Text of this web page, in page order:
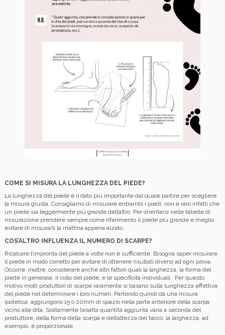
COME SI MISURA LA LUNGHEZZA DEL PIEDE?
La lunghezza del piede è il dato più importante dal quale partire per scegliere
la misura giusta. Consigliamo di misurare entrambi i piedi, non è raro infatti che
un piede sia leggermente più grande dell’altro. Per orientarsi nelle tabelle di
misurazione prendere sempre come riferimento il piede più grande e meglio
evitare di misurarli la mattina appena alzato.
COS’ALTRO INFLUENZA IL NUMERO DI SCARPE?
Ricalcare l’impronta del piede a volte non è sufficiente. Bisogna saper misurare
il piede in modo corretto per evitare di ottenere risultati diversi ad ogni prova.
Occorre, inoltre, considerare anche altri fattori quali la larghezza, la forma del
piede in generale, il collo del piede, e le specificità individuali. Per questo
motivo molti produttori di scarpe raramente si basano sulla lunghezza effettiva
del piede nel determinare i loro numeri. Partendo quindi da una misura
ipotetica, aggiungono 15 o 20mm di spazio nella parte anteriore della scarpa
vicino alle dita. Solitamente l’esatta quantità aggiunta varia a seconda del
produttore, della forma della scarpa e dell’altezza del tacco; la larghezza, ad
esempio, è proporzionale.